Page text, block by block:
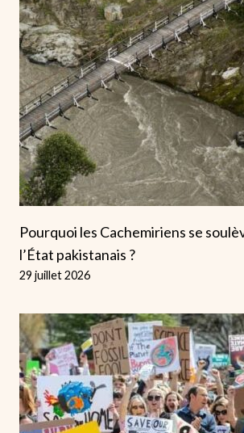
Pourquoi les Cachemiriens se
l’État pakistanais ?
29 juillet 2026